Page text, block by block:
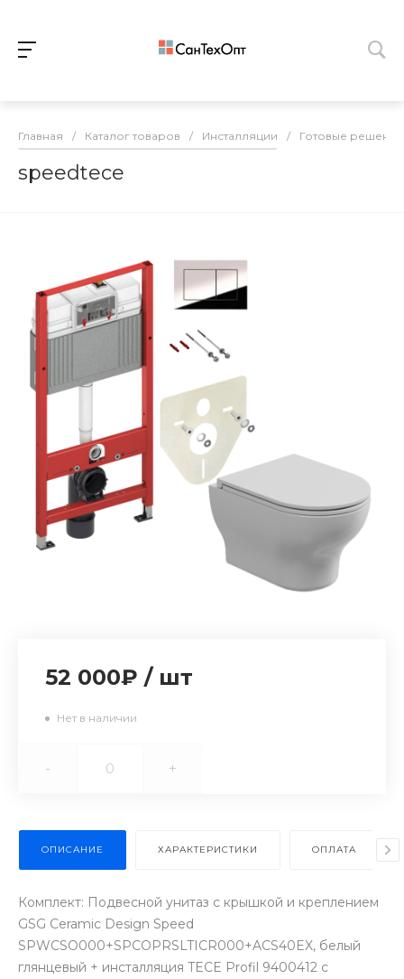
Главная / Каталог товаров / Инсталляции / Готовые
speedtece
52 000₽ / шт
Нет в наличии
- +
ОПИСАНИЕ ХАРАКТЕРИСТИКИ ОПЛАТА
Комплект: Подвесной унитаз с крышкой и креплением
GSG Ceramic Design Speed
SPWCSO000+SPCOPRSLTICR000+ACS40EX, белый
глянцевый + инсталляция TECE Profil 9400412 c